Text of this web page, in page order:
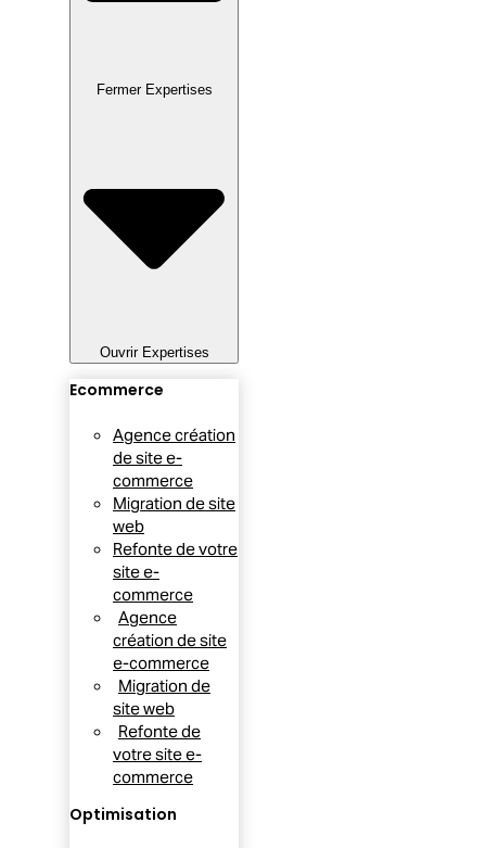
Fermer Expertises
Ouvrir Expertises
Ecommerce
Agence création
de site e-
commerce
Migration de site
web
Refonte de votre
site e-
commerce
Agence
création de site
e-commerce
Migration de
site web
Refonte de
votre site e-
commerce
Optimisation